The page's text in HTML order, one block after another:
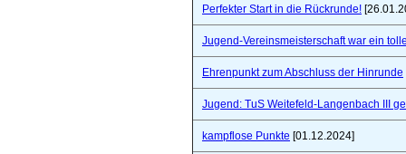
Perfekter Start in die Rückrunde!
Jugend-Vereinsmeisterschaft war ein
Ehrenpunkt zum Abschluss der Hinrunde
Jugend: TuS Weitefeld-Langenbach III
kampflose Punkte [01.12.2024]